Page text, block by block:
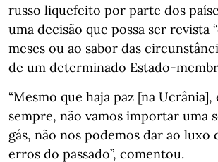
russo liquefeito por parte dos
uma decisão que possa ser revista
meses ou ao sabor das
de um determinado Estado-
“Mesmo que haja paz [na Ucrânia],
sempre, não vamos importar uma
gás, não nos podemos dar ao luxo
erros do passado”, comentou.